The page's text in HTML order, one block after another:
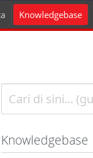
Knowledgebase
Knowledgebase